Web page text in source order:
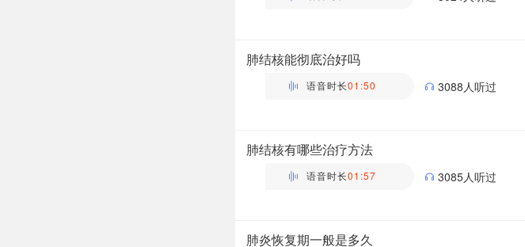
肺结核能彻底治好吗
语音时长01:50 3088人听过
肺结核有哪些治疗方法
语音时长01:57 3085人听过
肺炎恢复期一般是多久